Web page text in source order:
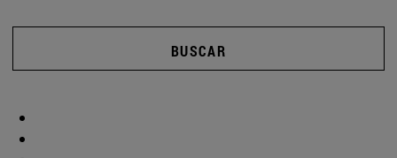
BUSCAR